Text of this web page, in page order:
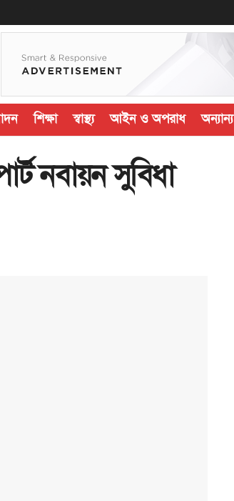
শিক্ষা স্বাস্থ্য আইন ও অপরাধ অন্যান্য
নবায়ন সুবিধা